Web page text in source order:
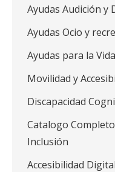
Ayudas Audición y
Ayudas Ocio y
Ayudas para la
Movilidad y
Discapacidad
Catalogo
Inclusión
Accesibilidad